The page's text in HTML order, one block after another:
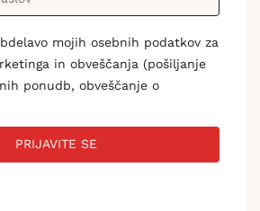
mojih osebnih podatkov za
in obveščanja (pošiljanje
ponudb, obveščanje o
PRIJAVITE SE